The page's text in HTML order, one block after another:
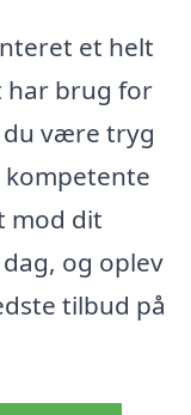
et helt
har brug for
være tryg
mod dit
og oplev
tilbud på